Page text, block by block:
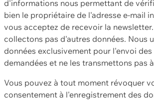
d'informations nous permettant de
bien le propriétaire de l'adresse e-mail
vous acceptez de recevoir la
collectons pas d'autres données. Nous
données exclusivement pour l'envoi
demandées et ne les transmettons pas
Vous pouvez à tout moment révoquer
consentement à l'enregistrement des